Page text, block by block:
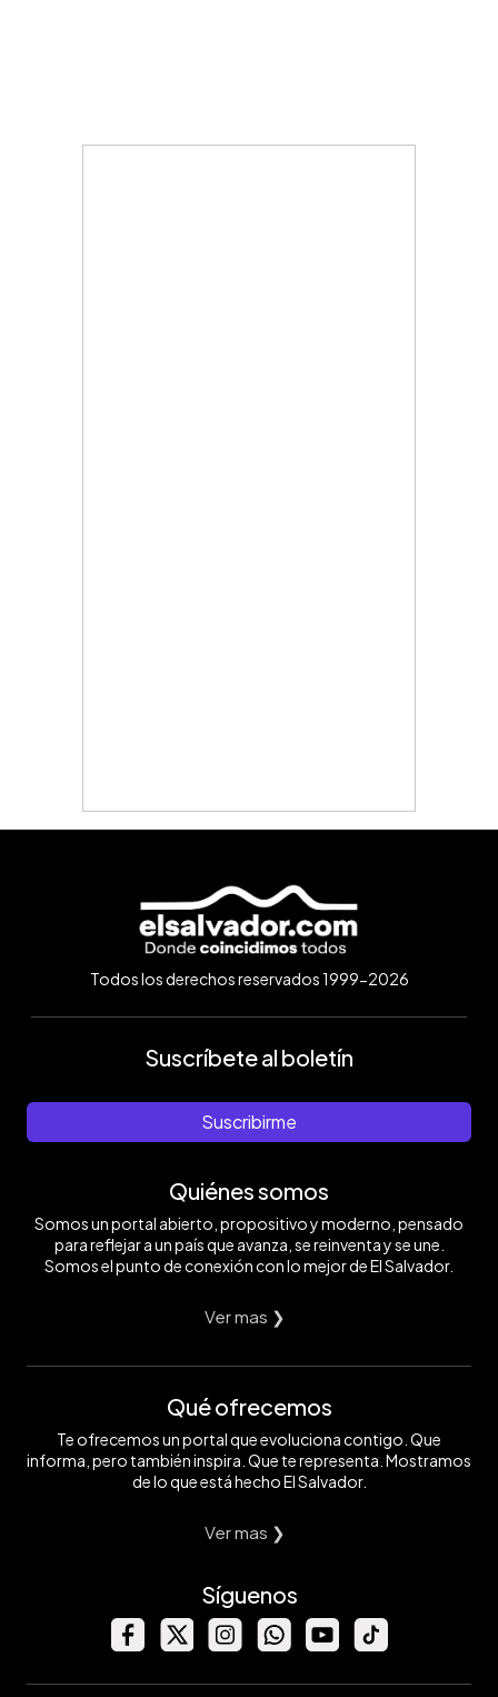
Todos los derechos reservados 1999-2026
Suscríbete al boletín
Suscribirme
Quiénes somos
Somos un portal abierto, propositivo y moderno, pensado
para reflejar a un país que avanza, se reinventa y se une.
Somos el punto de conexión con lo mejor de El Salvador.
Ver mas ❯
Qué ofrecemos
Te ofrecemos un portal que evoluciona contigo. Que
informa, pero también inspira. Que te representa. Mostramos
de lo que está hecho El Salvador.
Ver mas ❯
Síguenos